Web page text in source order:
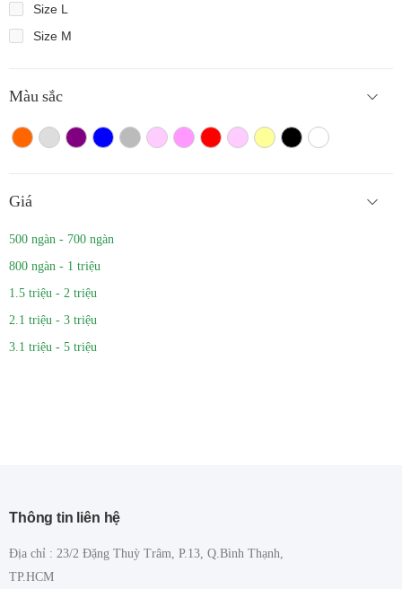
Size L
Size M
Màu sắc
Màu camTrắng màu
Tím Xanh Xám Hồng nhạtHồng đậm
Đỏ HồngVàngMàu đenTrắng
Giá
500 ngàn - 700 ngàn
800 ngàn - 1 triệu
1.5 triệu - 2 triệu
2.1 triệu - 3 triệu
3.1 triệu - 5 triệu
Thông tin liên hệ
Địa chỉ : 23/2 Đặng Thuỳ Trâm, P.13, Q.Bình Thạnh,
TP.HCM